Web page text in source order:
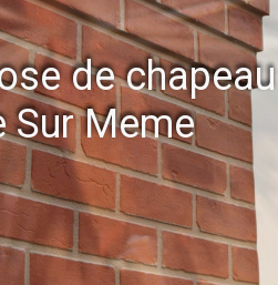
de chapeau
Sur Meme